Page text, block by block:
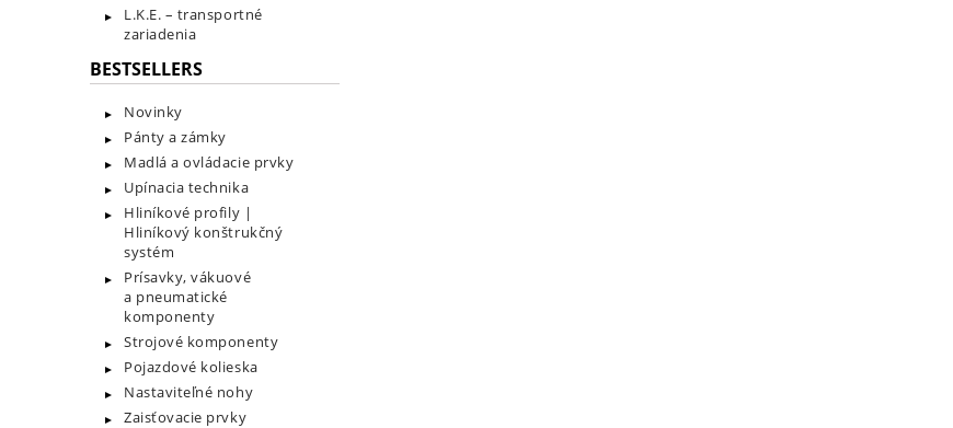
L.K.E. – transportné
zariadenia
BESTSELLERS
Novinky
Pánty a zámky
Madlá a ovládacie prvky
Upínacia technika
Hliníkové profily |
Hliníkový konštrukčný
systém
Prísavky, vákuové
a pneumatické
komponenty
Strojové komponenty
Pojazdové kolieska
Nastaviteľné nohy
Zaisťovacie prvky